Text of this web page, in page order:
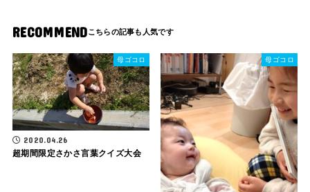
RECOMMEND
母ゴコロ
2020.04.26
超期間限定さかさ言葉クイズ大会
母ゴコロ